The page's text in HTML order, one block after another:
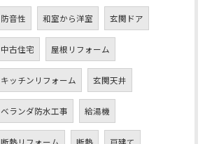
防音性 和室から洋室 玄関ドア
中古住宅 屋根リフォーム
キッチンリフォーム 玄関天井
ベランダ防水工事 給湯機
断熱リフォーム 断熱 戸建て